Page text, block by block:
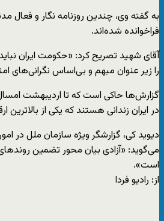
به گفته وی، چندین روزنامه نگار و فعال
فراخوانده شده‌اند.
آقای شهید تصریح کرد: «حکومت ایران
را زیر عنوان مبهم و بی‌اساس نگرانی‌های
در ایران زندانی هستند که یکی از
دیوید کی، گزارشگر ویژه سازمان ملل در
می‌گوید: «آزادی بیان محور تضمین روندهای
است».
از: رادیو فردا